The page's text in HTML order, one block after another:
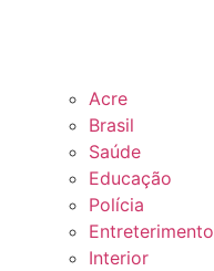
Acre
Brasil
Saúde
Educação
Polícia
Entreterimento
Interior